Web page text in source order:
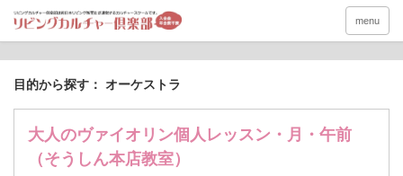
menu
目的から探す： オーケストラ
大人のヴァイオリン個人レッスン・月・午前
（そうしん本店教室）